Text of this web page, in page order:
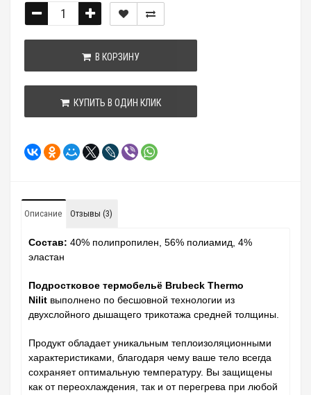
В КОРЗИНУ
КУПИТЬ В ОДИН КЛИК
Описание Отзывы (3)
Состав: 40% полипропилен, 56% полиамид, 4%
эластан
Подростковое термобельё Brubeck Thermo
Nilit выполнено по бесшовной технологии из
двухслойного дышащего трикотажа средней толщины.
Продукт обладает уникальным теплоизоляционными
характеристиками, благодаря чему ваше тело всегда
сохраняет оптимальную температуру. Вы защищены
как от переохлаждения, так и от перегрева при любой